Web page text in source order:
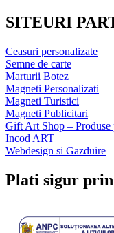
SITEURI
Ceasuri personalizate
Semne de carte
Marturii Botez
Magneti Personalizati
Magneti Turistici
Magneti Publicitari
Gift Art Shop – Produse
Incod ART
Webdesign si Gazduire
Plati sigur